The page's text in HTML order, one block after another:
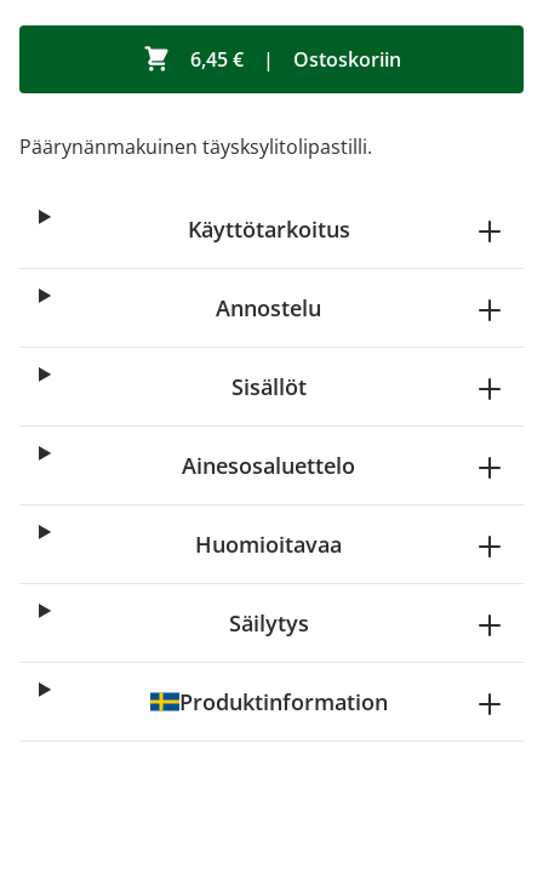
6,45 € | Ostoskoriin
Päärynänmakuinen täysksylitolipastilli.
Käyttötarkoitus
Annostelu
Sisällöt
Ainesosaluettelo
Huomioitavaa
Säilytys
Produktinformation